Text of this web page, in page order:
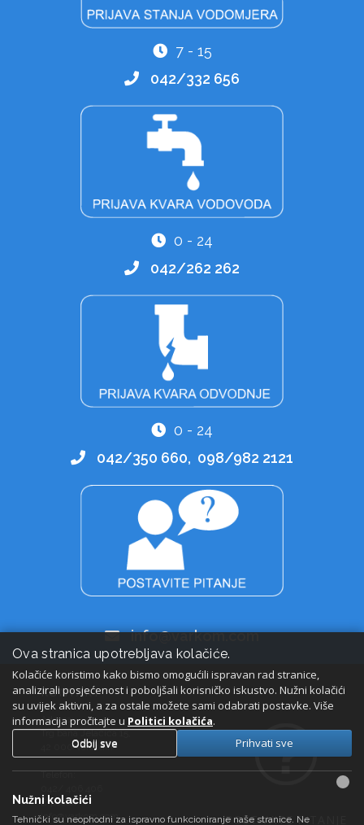
7 - 15
042/332 656
0 - 24
042/262 262
0 - 24
042/350 660, 098/982 2121
info@varkom.com
KONTAKT
Adresa:
Trg bana Jelačića 15,
42 000 Varaždin
Telefon:
E-pošta:
info@varkom.com
POSTAVITE PITANJE
Ova stranica upotrebljava kolačiće.
Kolačiće koristimo kako bismo omogućili ispravan rad stranice,
analizirali posjećenost i poboljšali korisničko iskustvo. Nužni kolačići
su uvijek aktivni, a za ostale možete sami odabrati postavke. Više
informacija pročitajte u Politici kolačića.
Odbij sve
Prihvati sve
Nužni kolačići
Tehnički su neophodni za ispravno funkcioniranje naše stranice. Ne